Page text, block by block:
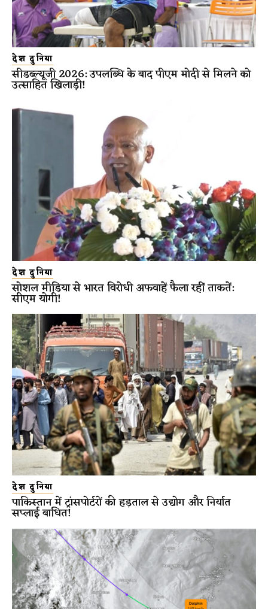
देश दुनिया
सीडब्ल्यूजी 2026: उपलब्धि के बाद पीएम मोदी से मिलने को
उत्साहित खिलाड़ी!
देश दुनिया
सोशल मीडिया से भारत विरोधी अफवाहें फैला रहीं ताकतें:
सीएम योगी!
देश दुनिया
पाकिस्तान में ट्रांसपोर्टरों की हड़ताल से उद्योग और निर्यात
सप्लाई बाधित!